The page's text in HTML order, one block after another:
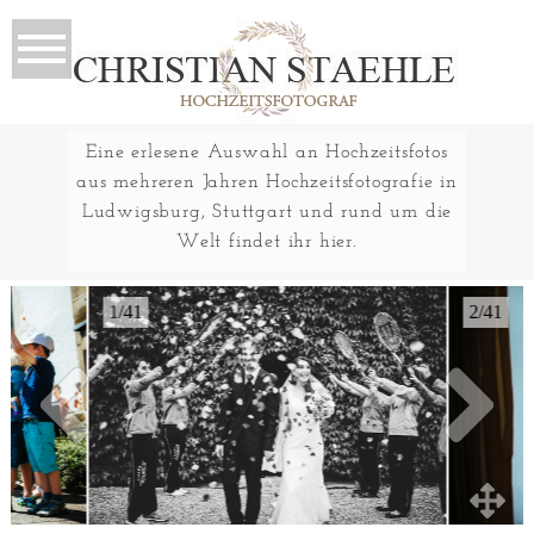
Eine erlesene Auswahl an Hochzeitsfotos
aus mehreren Jahren Hochzeitsfotografie in
Ludwigsburg, Stuttgart und rund um die
Welt findet ihr hier.
1/41 2/41